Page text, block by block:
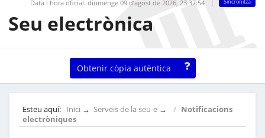
Data i hora oficial: diumenge 09 d’agost de 2026, 23:37:54 Sincronitza
Seu electrònica
Obtenir còpia autèntica
Esteu aquí: Inici →Serveis de la seu-e →
Notificacions
electròniques